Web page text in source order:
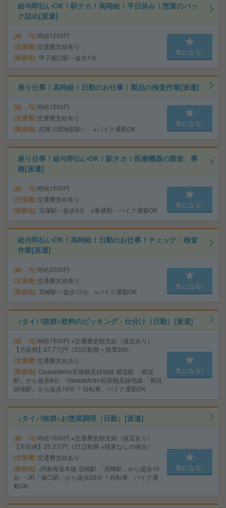
給与即払いOK！駅チカ！高時給！平日休み！惣菜のパッ
ク詰め[派遣]
給 与 時給1250円
交通費 交通費支給有り
勤務地 甲子園口駅～徒歩1分
気になる!
座り仕事！高時給！日勤のお仕事！製品の検査作業[派遣]
給 与 時給1550円
交通費 交通費支給有り
勤務地 武庫川団地前駅～ ※バイク通勤OK
気になる!
座り仕事！給与即払いOK！駅チカ！医療機器の製造、事
務[派遣]
給 与 時給1500円
交通費 交通費支給有り
勤務地 宝塚駅～徒歩5分 ※車通勤・バイク通勤OK
気になる!
給与即払いOK！高時給！日勤のお仕事！チェック・検査
作業[派遣]
給 与 時給2000円
交通費 交通費支給有り
勤務地 尼崎駅～徒歩13分 ※バイク通勤OK
気になる!
<タイパ抜群>飲料のピッキング・仕分け（日勤）[派遣]
給 与 時給1500円 ※交通費全額支給（規定あり）
【月収例】27.7万円（20日勤務＋残業20h）
交通費 交通費支給あり
勤務地 OsakaMetro長堀鶴見緑地線 横堤駅 「横堤
駅」から徒歩8分 ・OsakaMetro長堀鶴見緑地線 「鶴見
緑地駅」から徒歩10分 ＊自転車、バイク通勤OK
気になる!
<タイパ抜群>お惣菜調理（日勤）[派遣]
給 与 時給1500円 ※交通費全額支給（規定あり）
【月収例】25.2万円（21日勤務 ※残業なしの場合）
交通費 交通費支給あり
勤務地 JR東海道本線 尼崎駅 「尼崎駅」から徒歩19
分 ・JR「塚口駅」から徒歩20分 ＊自転車、バイク通
勤OK
気になる!